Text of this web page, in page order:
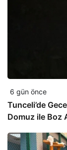
6 gün önce
Tunceli’de
Domuz ile Boz